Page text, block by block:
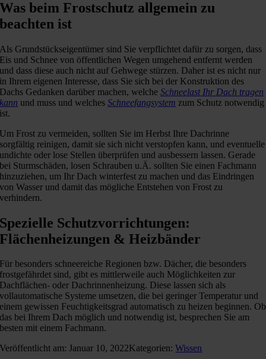
Was beim Frostschutz allgemein zu
beachten ist
Als Grundstückseigentümer sind Sie verpflichtet dafür zu sorgen, dass
Eis und Schnee von öffentlichen Wegen umgehend entfernt werden
und dass diese auch nicht auf Gehwege stürzen. Daher ist es nicht nur
in Ihrem eigenen Interesse, dass Sie sich bei der Konstruktion des
Dachs Gedanken darüber machen, welcheSchneelast Ihr Dach tragen
kann und muss und welchesSchneefangsystem zum Schutz notwendig
ist.
Um Frost zu vermeiden, sollten Sie im Herbst Ihre Dachrinne
sorgfältig reinigen, damit sie sich nicht verstopfen kann, und eventuelle
undichte oder lose Stellen überprüfen und ausbessern lassen. Gerade
bei Sturmschäden, losen Schrauben u.Ä. sollten Sie einen Fachmann
hinzuziehen, um Ihr Dach winterfest zu machen und das Eindringen
von Wasser und damit das mögliche Entstehen von Frost zu
verhindern.
Spezielle Schutzvorrichtungen:
Flächenheizungen & Heizbänder
Für besonders schneereiche Regionen bzw. Dächer, die besonders
frostgefährdet sind, gibt es mittlerweile auch Möglichkeiten zur
Dachflächen- oder Dachrinnenheizung. Diese lassen sich als
vollautomatische Systeme umsetzen, die bei geringer Temperatur und
einem gewissen Feuchtigkeitsgrad automatisch zu heizen beginnen. Ob
das bei Ihrem Dach möglich und notwendig ist, besprechen Sie am
besten mit einem Fachmann.
Veröffentlicht am: Januar 10, 2022Kategorien:Wissen